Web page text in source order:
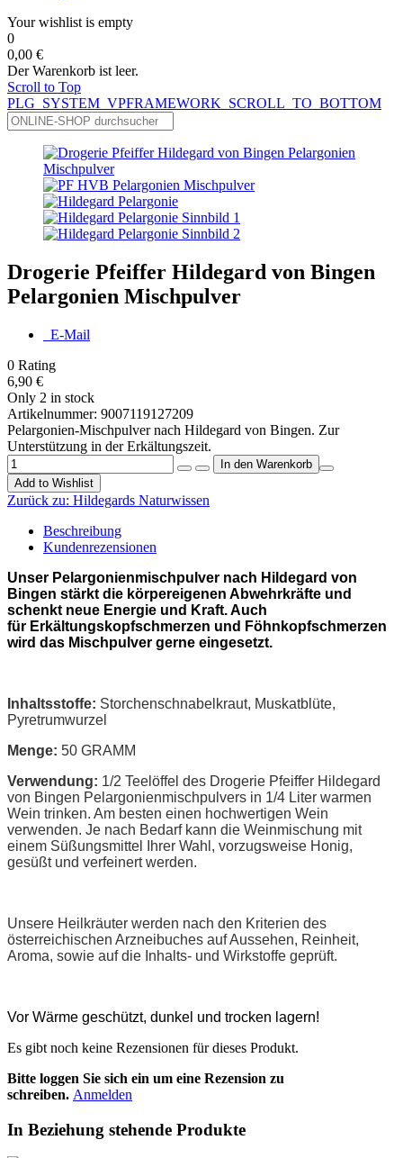
Your wishlist is empty
0
0,00 €
Der Warenkorb ist leer.
Scroll to Top
PLG_SYSTEM_VPFRAMEWORK_SCROLL_TO_BOTTOM
Drogerie Pfeiffer Hildegard von Bingen
Pelargonien Mischpulver
E-Mail
0 Rating
6,90 €
Only 2 in stock
Artikelnummer: 9007119127209
Pelargonien-Mischpulver nach Hildegard von Bingen. Zur
Unterstützung in der Erkältungszeit.
Add to Wishlist
Zurück zu: Hildegards Naturwissen
Beschreibung
Kundenrezensionen
Unser Pelargonienmischpulver nach Hildegard von
Bingen stärkt die körpereigenen Abwehrkräfte und
schenkt neue Energie und Kraft. Auch
für Erkältungskopfschmerzen und Föhnkopfschmerzen
wird das Mischpulver gerne eingesetzt.
Inhaltsstoffe: Storchenschnabelkraut, Muskatblüte,
Pyretrumwurzel
Menge: 50 GRAMM
Verwendung: 1/2 Teelöffel des Drogerie Pfeiffer Hildegard
von Bingen Pelargonienmischpulvers in 1/4 Liter warmen
Wein trinken. Am besten einen hochwertigen Wein
verwenden. Je nach Bedarf kann die Weinmischung mit
einem Süßungsmittel Ihrer Wahl, vorzugsweise Honig,
gesüßt und verfeinert werden.
Unsere Heilkräuter werden nach den Kriterien des
österreichischen Arzneibuches auf Aussehen, Reinheit,
Aroma, sowie auf die Inhalts- und Wirkstoffe geprüft.
Vor Wärme geschützt, dunkel und trocken lagern!
Es gibt noch keine Rezensionen für dieses Produkt.
Bitte loggen Sie sich ein um eine Rezension zu
schreiben. Anmelden
In Beziehung stehende Produkte